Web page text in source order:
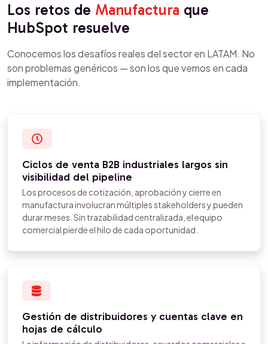
Los retos de Manufactura que
HubSpot resuelve
Conocemos los desafíos reales del sector en LATAM. No
son problemas genéricos — son los que vemos en cada
implementación.
Ciclos de venta B2B industriales largos sin
visibilidad del pipeline
Los procesos de cotización, aprobación y cierre en
manufactura involucran múltiples stakeholders y pueden
durar meses. Sin trazabilidad centralizada, el equipo
comercial pierde el hilo de cada oportunidad.
Gestión de distribuidores y cuentas clave en
hojas de cálculo